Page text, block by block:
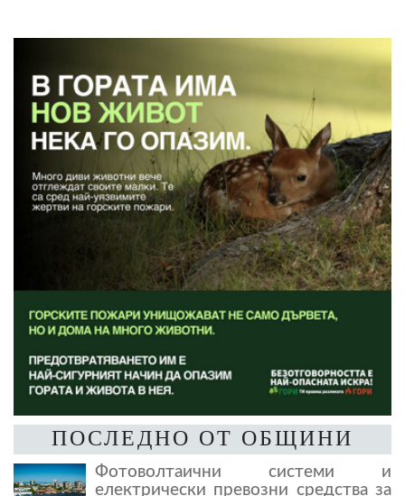
ПОСЛЕДНО ОТ ОБЩИНИ
Фотоволтаични системи и
електрически превозни средства за